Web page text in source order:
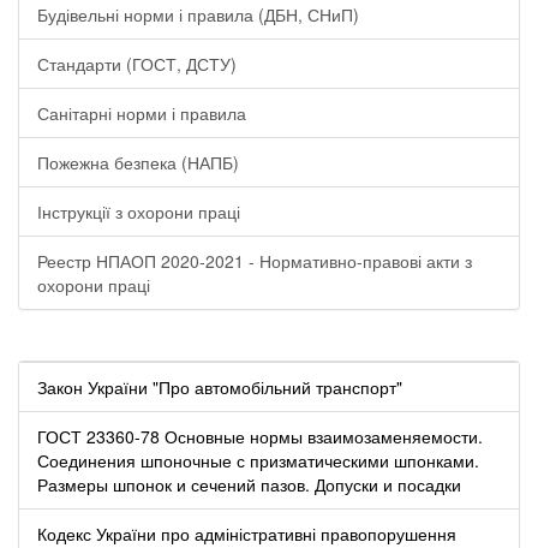
Будівельні норми і правила (ДБН, СНиП)
Стандарти (ГОСТ, ДСТУ)
Санітарні норми і правила
Пожежна безпека (НАПБ)
Інструкції з охорони праці
Реестр НПАОП 2020-2021 - Нормативно-правові акти з
охорони праці
Закон України "Про автомобільний транспорт"
ГОСТ 23360-78 Основные нормы взаимозаменяемости.
Соединения шпоночные с призматическими шпонками.
Размеры шпонок и сечений пазов. Допуски и посадки
Кодекс України про адміністративні правопорушення